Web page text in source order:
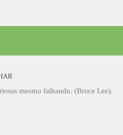
mesmo falhando. (Bruce Lee).